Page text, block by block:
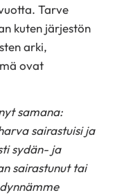
Tarve
kuten järjestön
arki,
ovat
samana:
sairastuisi ja
sydän- ja
sairastunut tai